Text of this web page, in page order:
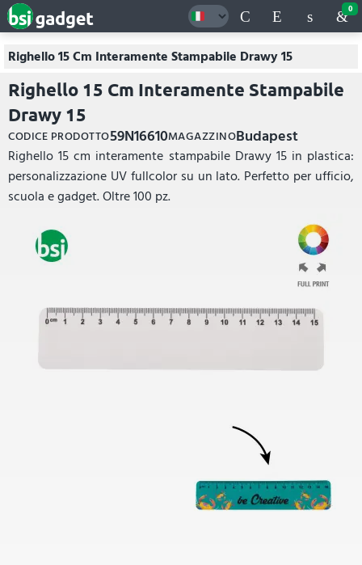
0
Righello 15 Cm Interamente Stampabile Drawy 15
Righello 15 Cm Interamente Stampabile
Drawy 15
CODICE PRODOTTO59N16610MAGAZZINOBudapest
Righello 15 cm interamente stampabile Drawy 15 in plastica:
personalizzazione UV fullcolor su un lato. Perfetto per ufficio,
scuola e gadget. Oltre 100 pz.